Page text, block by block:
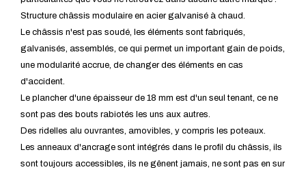
Structure châssis modulaire en acier galvanisé à chaud.
Le châssis n'est pas soudé, les éléments sont fabriqués,
galvanisés, assemblés, ce qui permet un important gain de poids,
une modularité accrue, de changer des éléments en cas
d'accident.
Le plancher d'une épaisseur de 18 mm est d'un seul tenant, ce ne
sont pas des bouts rabiotés les uns aux autres.
Des ridelles alu ouvrantes, amovibles, y compris les poteaux.
Les anneaux d'ancrage sont intégrés dans le profil du châssis, ils
sont toujours accessibles, ils ne gênent jamais, ne sont pas en sur